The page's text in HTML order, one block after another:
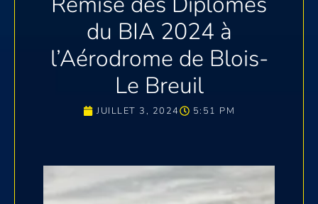
du BIA 2024 à
l’Aérodrome de Blois-
Le Breuil
JUILLET 3, 2024 5:51 PM